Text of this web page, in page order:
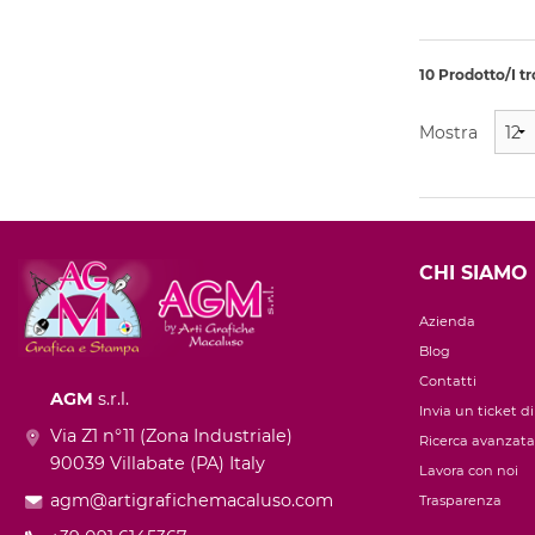
10 Prodotto/I
Mostra
AGM s.r.l.
Via Z1 n°11 (Zona Industriale)
90039 Villabate (PA) Italy
agm@artigrafichemacaluso.com
CHI SIAMO
Azienda
Blog
Contatti
Invia un ticket di
Ricerca avanzata
Lavora con noi
Trasparenza